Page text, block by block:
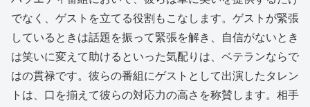
でなく、ゲストを立てる役割もこなします。ゲストが緊張
しているときは話題を振って緊張を解き、自信がないとき
は笑いに変えて助けるといった気配りは、ベテランならで
はの貫禄です。彼らの番組にゲストとして出演したタレン
トは、口を揃えて彼らの対応力の高さを称賛します。相手